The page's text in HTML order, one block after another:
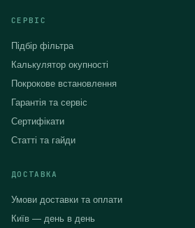
СЕРВІС
Підбір фільтра
Калькулятор окупності
Покрокове встановлення
Гарантія та сервіс
Сертифікати
Статті та гайди
ДОСТАВКА
Умови доставки та оплати
Київ — день в день